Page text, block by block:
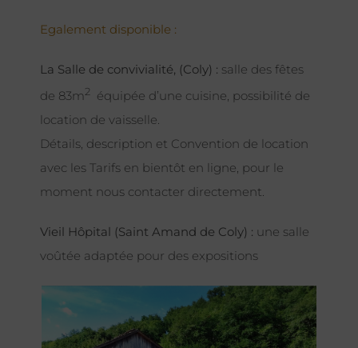
Egalement disponible :
La Salle de convivialité, (Coly) : salle des fêtes
de 83m2
équipée d’une cuisine, possibilité de
location de vaisselle.
Détails, description et Convention de location
avec les Tarifs en bientôt en ligne, pour le
moment nous contacter directement.
Vieil Hôpital (Saint Amand de Coly) : une salle
voûtée adaptée pour des expositions